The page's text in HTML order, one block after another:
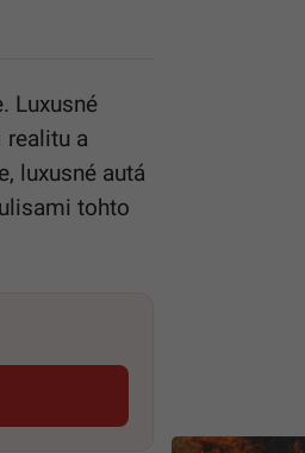
Luxusné
realitu a
luxusné autá
tohto